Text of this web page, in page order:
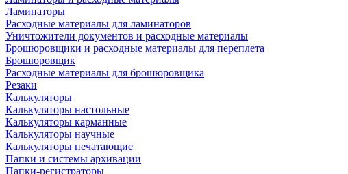
Ламинаторы
Расходные материалы для ламинаторов
Уничтожители документов и расходные материалы
Брошюровщики и расходные материалы для переплета
Брошюровщик
Расходные материалы для брошюровщика
Резаки
Калькуляторы
Калькуляторы настольные
Калькуляторы карманные
Калькуляторы научные
Калькуляторы печатающие
Папки и системы архивации
Папки-регистраторы